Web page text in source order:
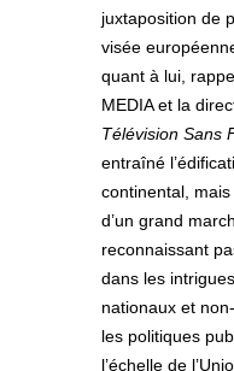
juxtaposition de
visée
quant à lui,
MEDIA et la
Télévision Sans
entraîné
continental,
d’un grand
reconnaissant
dans les
nationaux et
les politiques
l’échelle de